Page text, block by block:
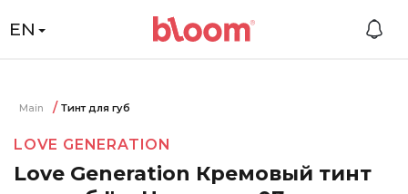
EN
Main Тинт для губ
LOVE GENERATION
Love Generation Кремовый тинт